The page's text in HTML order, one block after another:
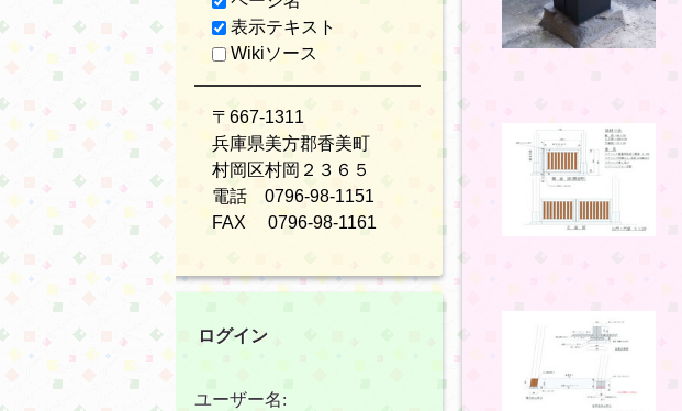
表示テキスト
Wikiソース
〒667-1311
兵庫県美方郡香美町
村岡区村岡２３６５
電話 0796-98-1151
FAX 0796-98-1161
ログイン
ユーザー名: